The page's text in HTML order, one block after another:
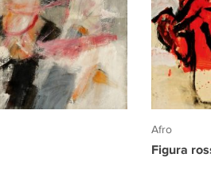
Afro
Figura